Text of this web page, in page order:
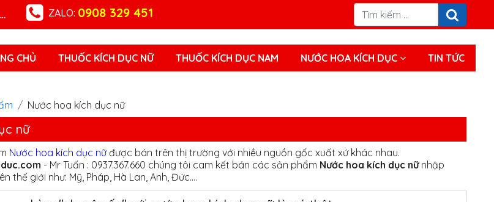
Chuyên Thuốc Kích Dục Nữ Nam An Toàn Hiệu Quả 100% ZALO: 0908 329 451
CHỦ THUỐC KÍCH DỤC NỮ THUỐC KÍCH DỤC NAM NƯỚC HOA KÍCH DỤC TIN TỨC
Nước hoa kích dục nữ
nữ
Nước hoa kích dục nữđược bán trên thị trường với nhiều nguồn gốc xuất xứ khác nhau.
- Mr Tuấn : 0937.367.660 chúng tôi cam kết bán các sản phẩm Nước hoa kích dục nữnhập
thế giới như: Mỹ, Pháp, Hà Lan, Anh, Đức....